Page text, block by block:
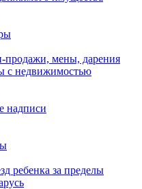
продажи, мены, дарения
с недвижимостью
надписи
ребенка за пределы